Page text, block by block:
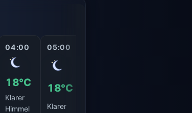
04:00
18°C
Klarer
Himmel
05:00
18°C
Klarer